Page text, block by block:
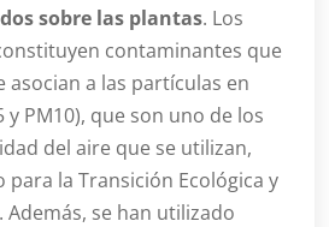
sobre las plantas. Los
contaminantes que
a las partículas en
y PM10), que son uno de los
del aire que se utilizan,
para la Transición Ecológica y
Además, se han utilizado